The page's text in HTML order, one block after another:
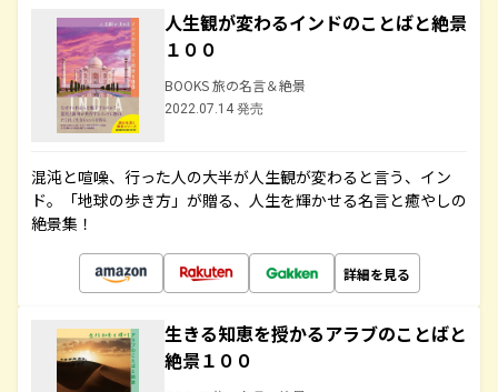
人生観が変わるインドのことばと絶景
１００
BOOKS 旅の名言＆絶景
2022.07.14 発売
混沌と喧噪、行った人の大半が人生観が変わると言う、イン
ド。「地球の歩き方」が贈る、人生を輝かせる名言と癒やしの
絶景集！
詳細を見る
生きる知恵を授かるアラブのことばと
絶景１００